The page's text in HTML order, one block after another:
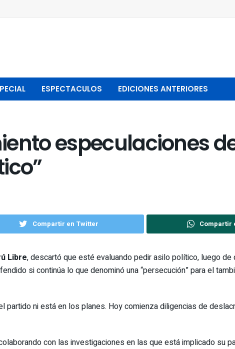
ESPECTACULOS EDICIONES ANTERIORES
especulaciones
Compartir en Twitter Compartir
Libre, descartó que esté evaluando pedir asilo político, luego de
si continúa lo que denominó una “persecución” para el
ni está en los planes. Hoy comienza diligencias de
con las investigaciones en las que está implicado su